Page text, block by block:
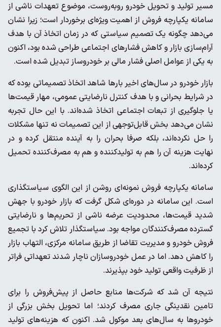
مسیر تولید و تحویل خودرو روبه‌روست، موضوع تعهدات ناشی از
سامانه یکپارچه فروش از اهمیت ویژه‌ای برخوردار است؛ زیرا نشان
می‌دهد چگونه یک تصمیم سیاستی که در زمان اتخاذ آن با هدف
آرام‌سازی بازار و کاهش فشارهای اجتماعی طراحی شده بود، اکنون
به یکی از عوامل اصلی فشار مالی بر خودروساز تبدیل شده است.
بازار خودرو در سال‌های اخیر بارها شاهد اتخاذ تصمیماتی بوده که
در شرایط بحرانی و با هدف کنترل نارضایتی عمومی، مهار قیمت‌ها
یا جلوگیری از تبعات اجتماعی اتخاذ شده‌اند. با این حال تجربه
نشان می‌دهد بخش قابل‌توجهی از این تصمیمات نه تنها مشکلات
را حل نکرده‌اند، بلکه صرفا بحران را به آینده منتقل کرده و در
نهایت هزینه آن را هم به تولیدکننده و هم به مصرف‌کننده تحمیل
کرده‌اند.
سامانه یکپارچه فروش نمونه‌ای روشن از این الگوی سیاستگذاری
است. این سامانه در دوره‌ای شکل گرفت که بازار خودرو با جهش
شدید قیمت‌ها، محدودیت عرضه ناشی از تحریم‌ها و نارضایتی
گسترده مصرف‌کنندگان مواجه بود. سیاستگذار تلاش کرد با تجمیع
فروش خودرو و مدیریت تقاضا از طریق سامانه مرکزی، التهاب بازار
را کاهش دهد. اما در عمل خودروسازان ناچار شدند تعهداتی فراتر
از ظرفیت واقعی تولید خود بپذیرند.
نتیجه آن شد که شرکت‌ها منابع حاصل از پیش‌فروش را برای
تامین نقدینگی جاری مصرف کردند؛ اما تحویل بخش بزرگی از
خودروها به سال‌های بعد موکول شد. اکنون که هزینه‌های تولید